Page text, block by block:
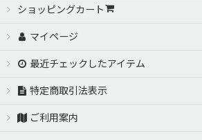
ショッピングカート
マイページ
最近チェックしたアイテム
特定商取引法表示
ご利用案内